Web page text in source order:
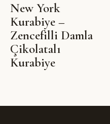
New York
Kurabiye –
Zencefilli Damla
Çikolatalı
Kurabiye